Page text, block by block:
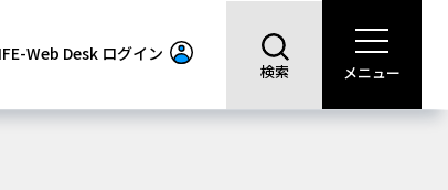
Web Desk ログイン
検索 メニュー